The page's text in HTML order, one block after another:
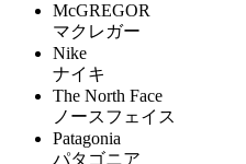
McGREGOR
マクレガー
Nike
ナイキ
The North Face
ノースフェイス
Patagonia
パタゴニア